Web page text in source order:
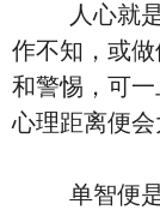
人心就是
作不知，或
和警惕，可
心理距离便会
单智便是